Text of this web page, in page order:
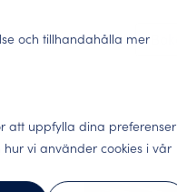
och tillhandahålla mer
att uppfylla dina preferenser
vi använder cookies i vår
Nöjda kunder stannar.
alla viktiga kontaktytor
Om oss